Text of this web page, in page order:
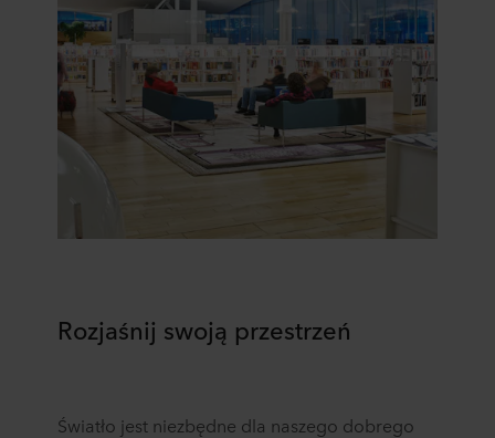
Rozjaśnij swoją przestrzeń
Światło jest niezbędne dla naszego dobrego